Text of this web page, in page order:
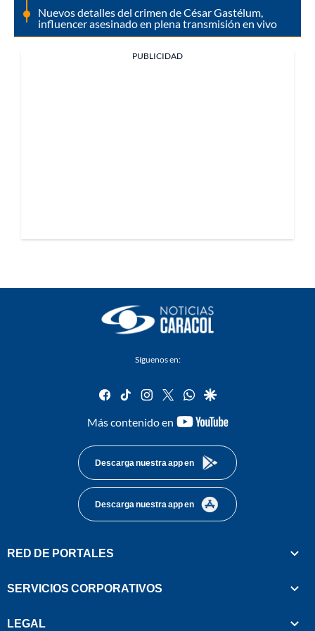
Nuevos detalles del crimen de César Gastélum,
influencer asesinado en plena transmisión en vivo
PUBLICIDAD
Síguenos en:
facebook
tiktok instagram
twitterwhatsapp
google
Más contenido en
youtube-
Descarga nuestra app en
Descarga nuestra app en
RED DE PORTALES
SERVICIOS CORPORATIVOS
LEGAL